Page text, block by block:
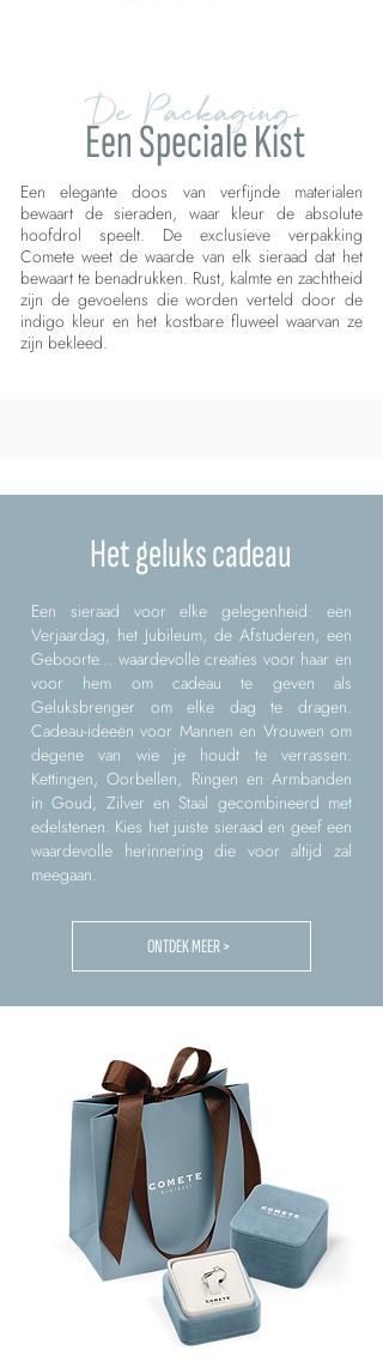
De Packaging
Een Speciale Kist
Een elegante doos van verfijnde materialen
bewaart de sieraden, waar kleur de absolute
hoofdrol speelt. De exclusieve verpakking
Comete weet de waarde van elk sieraad dat het
bewaart te benadrukken. Rust, kalmte en zachtheid
zijn de gevoelens die worden verteld door de
indigo kleur en het kostbare fluweel waarvan ze
zijn bekleed.
Het geluks cadeau
Een sieraad voor elke gelegenheid: een
Verjaardag, het Jubileum, de Afstuderen, een
Geboorte... waardevolle creaties voor haar en
voor hem om cadeau te geven als
Geluksbrenger om elke dag te dragen.
Cadeau-ideeën voor Mannen en Vrouwen om
degene van wie je houdt te verrassen:
Kettingen, Oorbellen, Ringen en Armbanden
in Goud, Zilver en Staal gecombineerd met
edelstenen. Kies het juiste sieraad en geef een
waardevolle herinnering die voor altijd zal
meegaan.
ONTDEK MEER >